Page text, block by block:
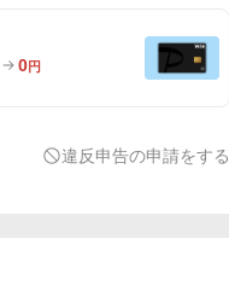
0円
違反申告の申請をする